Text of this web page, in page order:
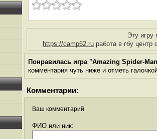
Эту игру
https://camp62.ru работа в гбу центр
Понравилась игра "Amazing Spider-
комментария чуть ниже и отметь
Комментарии:
Ваш комментарий
ФИО или ник: